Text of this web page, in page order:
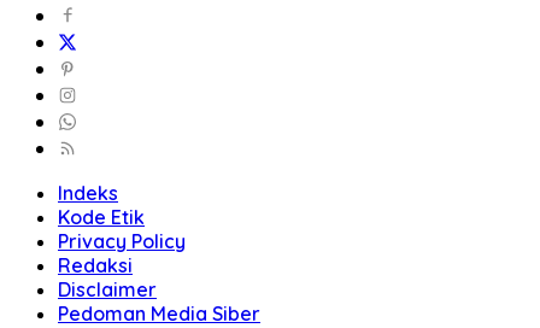
Indeks
Kode Etik
Privacy Policy
Redaksi
Disclaimer
Pedoman Media Siber